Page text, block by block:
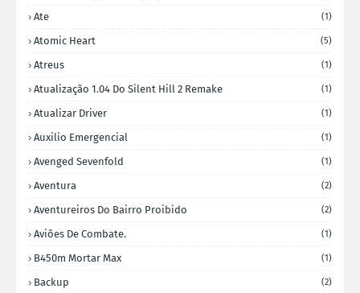
Ate (1)
Atomic Heart (5)
Atreus (1)
Atualização 1.04 Do Silent Hill 2 Remake (1)
Atualizar Driver (1)
Auxilio Emergencial (1)
Avenged Sevenfold (1)
Aventura (2)
Aventureiros Do Bairro Proibido (2)
Aviões De Combate. (1)
B450m Mortar Max (1)
Backup (2)